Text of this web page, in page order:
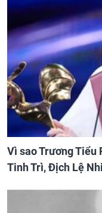
Vì sao Trương Tiểu
Tinh Trì, Địch Lệ